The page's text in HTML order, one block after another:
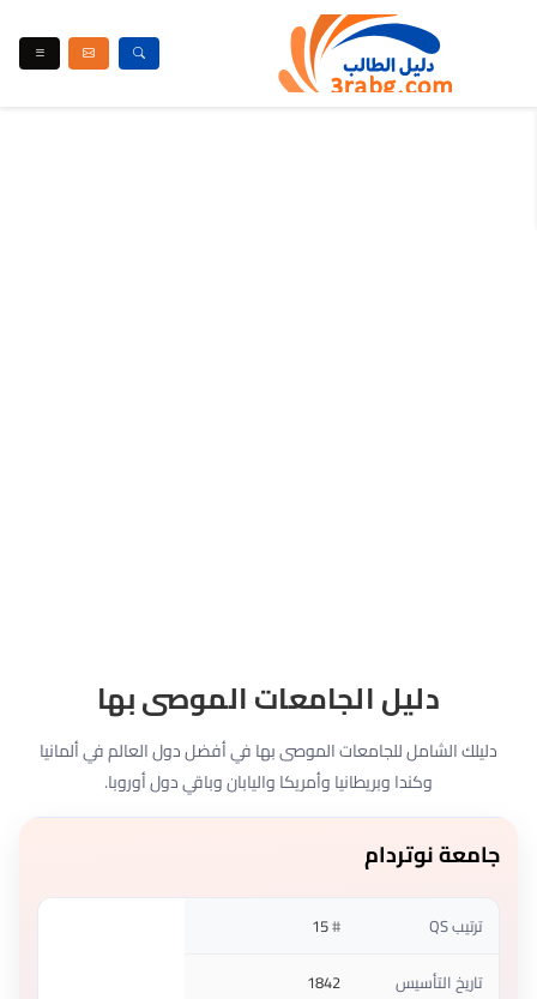
دليل الجامعات الموصى بها
دليلك الشامل للجامعات الموصى بها في أفضل دول العالم في ألمانيا
وكندا وبريطانيا وأمريكا واليابان وباقي دول أوروبا.
جامعة نوتردام
ترتيب QS #
15
تاريخ التأسيس
1842